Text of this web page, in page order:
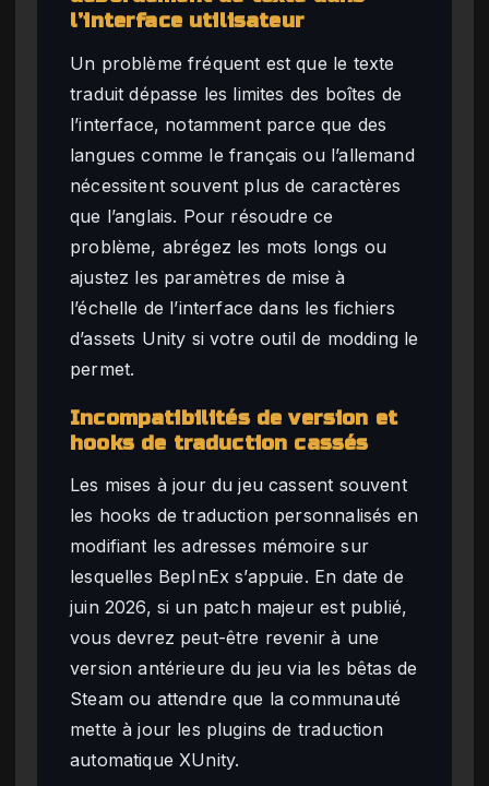
l’interface utilisateur
Un problème fréquent est que le texte
traduit dépasse les limites des boîtes de
l’interface, notamment parce que des
langues comme le français ou l’allemand
nécessitent souvent plus de caractères
que l’anglais. Pour résoudre ce
problème, abrégez les mots longs ou
ajustez les paramètres de mise à
l’échelle de l’interface dans les fichiers
d’assets Unity si votre outil de modding le
permet.
Incompatibilités de version et
hooks de traduction cassés
Les mises à jour du jeu cassent souvent
les hooks de traduction personnalisés en
modifiant les adresses mémoire sur
lesquelles BepInEx s’appuie. En date de
juin 2026, si un patch majeur est publié,
vous devrez peut-être revenir à une
version antérieure du jeu via les bêtas de
Steam ou attendre que la communauté
mette à jour les plugins de traduction
automatique XUnity.